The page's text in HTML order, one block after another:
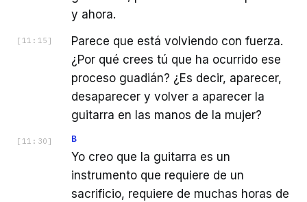
y ahora.
[ 11:15 ]
Parece que está volviendo con fuerza.
¿Por qué crees tú que ha ocurrido ese
proceso guadián? ¿Es decir, aparecer,
desaparecer y volver a aparecer la
guitarra en las manos de la mujer?
[ 11:30 ] B
Yo creo que la guitarra es un
instrumento que requiere de un
sacrificio, requiere de muchas horas de